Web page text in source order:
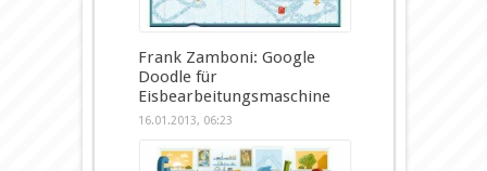
Frank Zamboni: Google
Doodle für
Eisbearbeitungsmaschine
16.01.2013, 06:23